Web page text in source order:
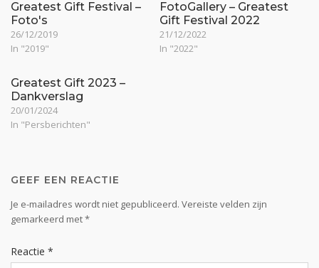
Greatest Gift Festival –
Foto's
26/12/2019
In "2019"
FotoGallery – Greatest
Gift Festival 2022
21/12/2022
In "2022"
Greatest Gift 2023 –
Dankverslag
20/01/2024
In "Persberichten"
GEEF EEN REACTIE
Je e-mailadres wordt niet gepubliceerd. Vereiste velden zijn
gemarkeerd met*
Reactie *